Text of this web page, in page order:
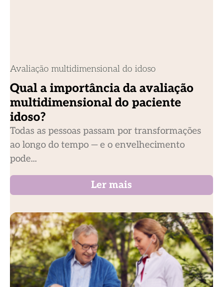
Avaliação multidimensional do idoso
Qual a importância da avaliação
multidimensional do paciente
idoso?
Todas as pessoas passam por transformações
ao longo do tempo — e o envelhecimento
pode...
Ler mais